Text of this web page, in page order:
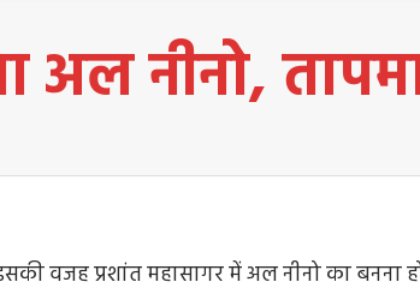
अल नीनो,
वजह प्रशांत महासागर में अल नीनो का बनना